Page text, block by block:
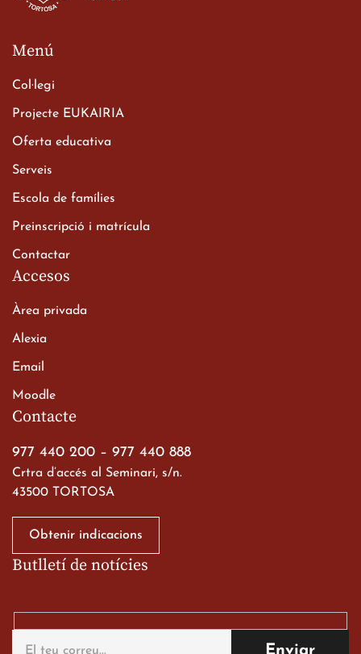
Xerrada del Sr. Bisbe als
Batxillerat
Viatge de 2n de Batxillerat
alumnes al Tortosa
English Festival
Contacte
977 440 200 – 977 440 888
Crtra d’accés al Seminari, s/n.
43500 TORTOSA
Obtenir indicacions
Menú
Col·legi
Projecte EUKAIRIA
Oferta educativa
Serveis
Escola de famílies
Preinscripció i matrícula
Contactar
Accesos
Àrea privada
Alexia
Email
Moodle
Butlletí de notícies